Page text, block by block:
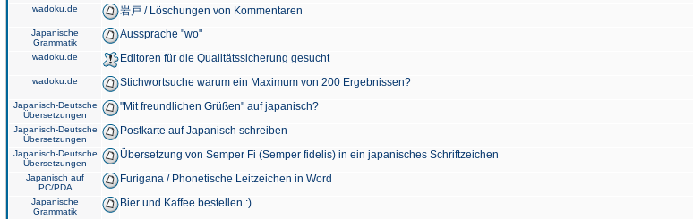
wadoku.de 岩戸 / Löschungen von Kommentaren
Japanische
Grammatik
Aussprache "wo"
wadoku.de Editoren für die Qualitätssicherung gesucht
wadoku.de Stichwortsuche warum ein Maximum von 200 Ergebnissen?
Japanisch-Deutsche
Übersetzungen
"Mit freundlichen Grüßen" auf japanisch?
Japanisch-Deutsche
Übersetzungen
Postkarte auf Japanisch schreiben
Japanisch-Deutsche
Übersetzungen
Übersetzung von Semper Fi (Semper fidelis) in ein japanisches Schriftzeichen
Japanisch auf
PC/PDA
Furigana / Phonetische Leitzeichen in Word
Japanische
Grammatik
Bier und Kaffee bestellen :)